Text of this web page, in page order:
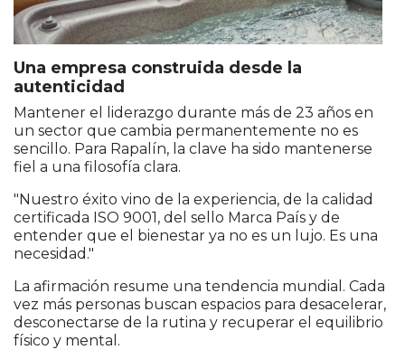
Una empresa construida desde la
autenticidad
Mantener el liderazgo durante más de 23 años en
un sector que cambia permanentemente no es
sencillo. Para Rapalín, la clave ha sido mantenerse
fiel a una filosofía clara.
"Nuestro éxito vino de la experiencia, de la calidad
certificada ISO 9001, del sello Marca País y de
entender que el bienestar ya no es un lujo. Es una
necesidad."
La afirmación resume una tendencia mundial. Cada
vez más personas buscan espacios para desacelerar,
desconectarse de la rutina y recuperar el equilibrio
físico y mental.